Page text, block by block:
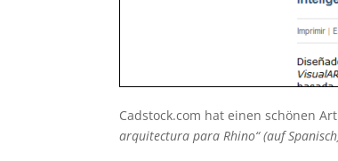
Cadstock.com hat einen schönen
arquitectura para Rhino“ (auf